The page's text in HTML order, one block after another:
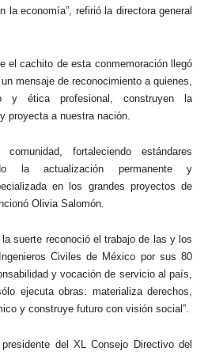
la economía”, refirió la directora general
el cachito de esta conmemoración llegó
mensaje de reconocimiento a quienes,
y ética profesional, construyen la
proyecta a nuestra nación.
fortaleciendo estándares
la actualización permanente y
en los grandes proyectos de
Olivia Salomón.
suerte reconoció el trabajo de las y los
Civiles de México por sus 80
y vocación de servicio al país,
ejecuta obras: materializa derechos,
y construye futuro con visión social”.
del XL Consejo Directivo del